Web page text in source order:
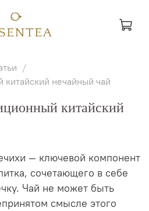
нечайный чай
китайский
— ключевой компонент
сочетающего в себе
Чай не может быть
смысле этого